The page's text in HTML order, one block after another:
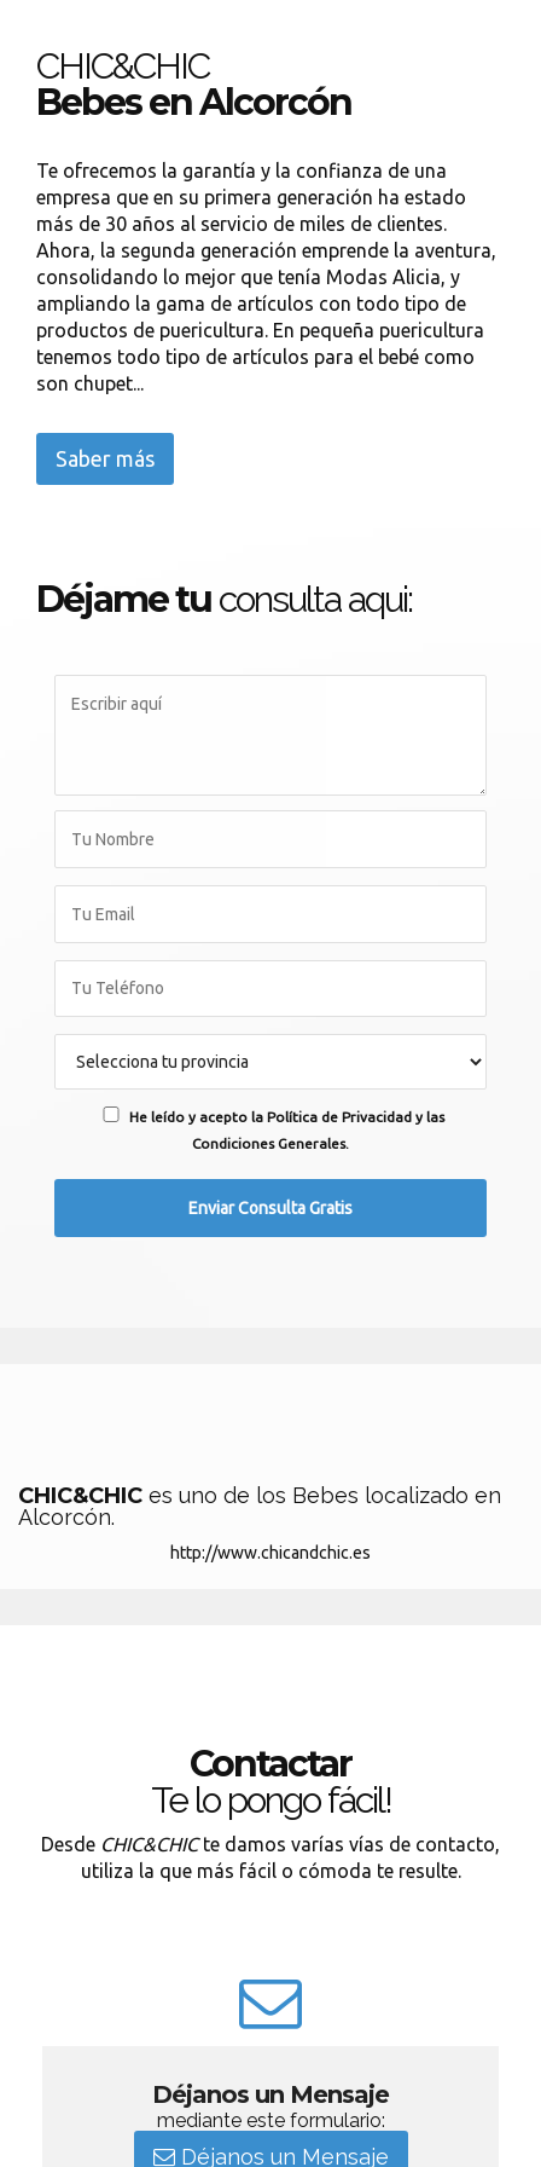
CHIC&CHIC
Bebes en Alcorcón
Te ofrecemos la garantía y la confianza de una
empresa que en su primera generación ha estado
más de 30 años al servicio de miles de clientes.
Ahora, la segunda generación emprende la aventura,
consolidando lo mejor que tenía Modas Alicia, y
ampliando la gama de artículos con todo tipo de
productos de puericultura. En pequeña puericultura
tenemos todo tipo de artículos para el bebé como
son chupet...
Saber más
Déjame tu consulta aqui:
He leído y acepto la Política de Privacidad y las
Condiciones Generales.
CHIC&CHIC es uno de los Bebes localizado en
Alcorcón.
http://www.chicandchic.es
Contactar
Te lo pongo fácil!
Desde CHIC&CHICte damos varías vías de contacto,
utiliza la que más fácil o cómoda te resulte.
Déjanos un Mensaje
mediante este formulario:
Déjanos un Mensaje